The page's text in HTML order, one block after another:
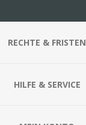
RECHTE & FRISTEN
HILFE & SERVICE